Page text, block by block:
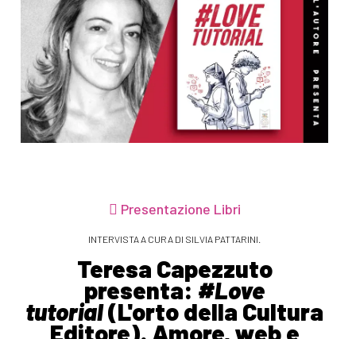
Presentazione Libri
INTERVISTA A CURA DI SILVIA PATTARINI.
Teresa Capezzuto
presenta: #Love
tutorial(L'orto della Cultura
Editore). Amore, web e